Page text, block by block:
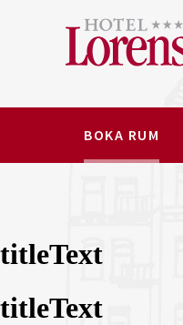
BOKA RUM
titleText
titleText